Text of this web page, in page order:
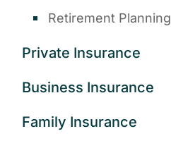
Retirement Planning
Private Insurance
Business Insurance
Family Insurance